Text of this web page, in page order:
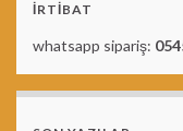
İRTİBAT
whatsapp sipariş: